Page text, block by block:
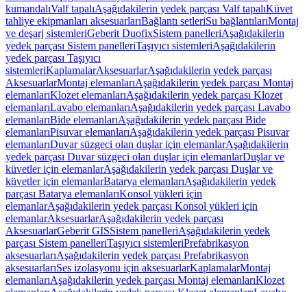
kumandalıValf tapalıAşağıdakilerin yedek parçası Valf tapalıKüvet
tahliye ekipmanları aksesuarlarıBağlantı setleriSu bağlantılarıMontaj
ve deşarj sistemleriGeberit DuofixSistem panelleriAşağıdakilerin
yedek parçası Sistem panelleriTaşıyıcı sistemleriAşağıdakilerin
yedek parçası Taşıyıcı
sistemleriKaplamalarAksesuarlarAşağıdakilerin yedek parçası
AksesuarlarMontaj elemanlarıAşağıdakilerin yedek parçası Montaj
elemanlarıKlozet elemanlarıAşağıdakilerin yedek parçası Klozet
elemanlarıLavabo elemanlarıAşağıdakilerin yedek parçası Lavabo
elemanlarıBide elemanlarıAşağıdakilerin yedek parçası Bide
elemanlarıPisuvar elemanlarıAşağıdakilerin yedek parçası Pisuvar
elemanlarıDuvar süzgeci olan duşlar için elemanlarAşağıdakilerin
yedek parçası Duvar süzgeci olan duşlar için elemanlarDuşlar ve
küvetler için elemanlarAşağıdakilerin yedek parçası Duşlar ve
küvetler için elemanlarBatarya elemanlarıAşağıdakilerin yedek
parçası Batarya elemanlarıKonsol yükleri için
elemanlarAşağıdakilerin yedek parçası Konsol yükleri için
elemanlarAksesuarlarAşağıdakilerin yedek parçası
AksesuarlarGeberit GISSistem panelleriAşağıdakilerin yedek
parçası Sistem panelleriTaşıyıcı sistemleriPrefabrikasyon
aksesuarlarıAşağıdakilerin yedek parçası Prefabrikasyon
aksesuarlarıSes izolasyonu için aksesuarlarKaplamalarMontaj
elemanlarıAşağıdakilerin yedek parçası Montaj elemanlarıKlozet